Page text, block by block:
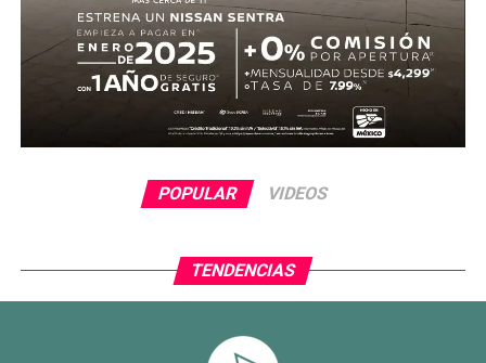
POPULAR VIDEOS
TENDENCIAS